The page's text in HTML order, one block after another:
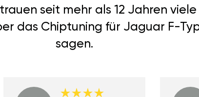
seit mehr als 12 Jahren viele
das Chiptuning für Jaguar F-
sagen.